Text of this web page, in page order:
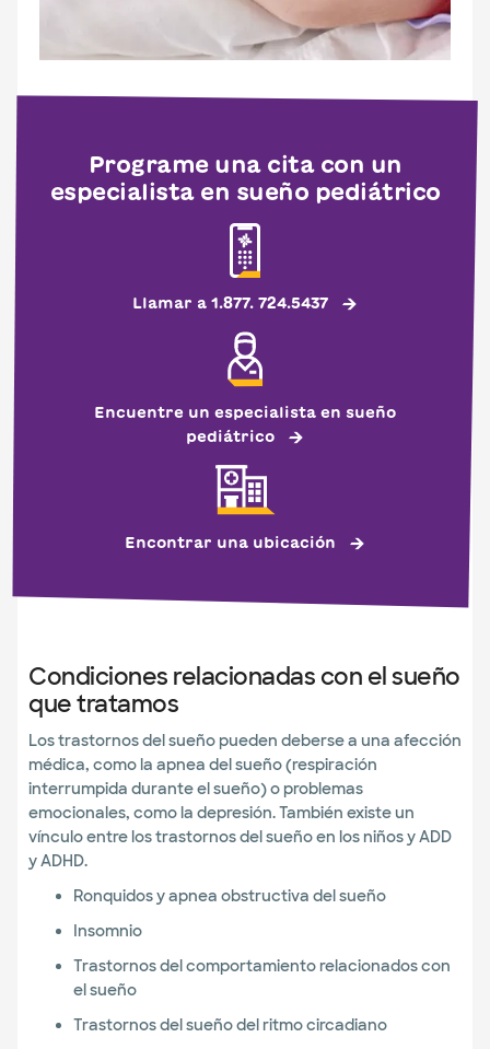
Programe una cita con un
especialista en sueño pediátrico
Llamar a 1.877. 724.5437
Encuentre un especialista en sueño
pediátrico
Encontrar una ubicación
Condiciones relacionadas con el sueño
que tratamos
Los trastornos del sueño pueden deberse a una afección
médica, como la apnea del sueño (respiración
interrumpida durante el sueño) o problemas
emocionales, como la depresión. También existe un
vínculo entre los trastornos del sueño en los niños y ADD
y ADHD.
Ronquidos y apnea obstructiva del sueño
Insomnio
Trastornos del comportamiento relacionados con
el sueño
Trastornos del sueño del ritmo circadiano